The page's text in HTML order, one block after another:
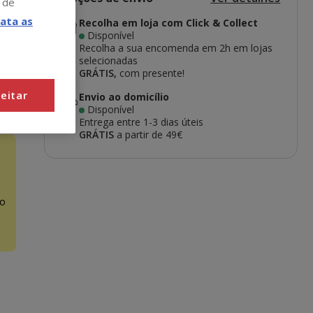
Recolha em loja com Click & Collect
Disponível
Recolha a sua encomenda em 2h em lojas
selecionadas
GRÁTIS, com presente!
Envio ao domicílio
Disponível
Entrega entre 1-3 dias úteis
GRÁTIS a partir de 49€
as